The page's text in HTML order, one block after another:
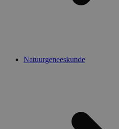
Natuurgeneeskunde